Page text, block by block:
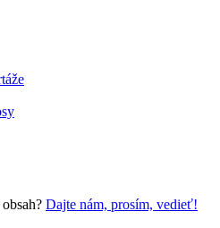
Dajte nám, prosím, vedieť!